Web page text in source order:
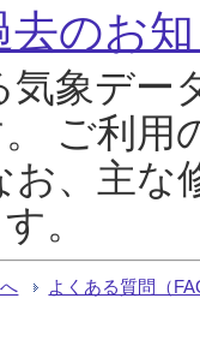
去のお
象デー
ご利用
お、主な
。
よくある質問（